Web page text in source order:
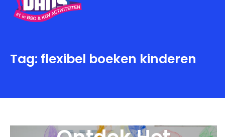
Tag: flexibel boeken kinderen